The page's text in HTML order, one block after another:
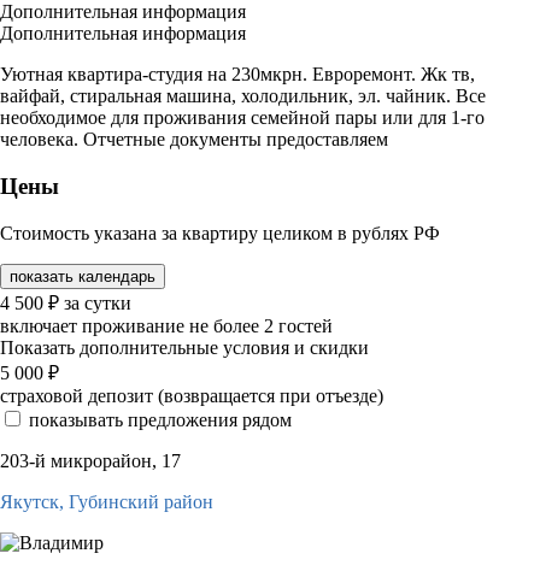
Дополнительная информация
Дополнительная информация
Уютная квартира-студия на 230мкрн. Евроремонт. Жк тв,
вайфай, стиральная машина, холодильник, эл. чайник. Все
необходимое для проживания семейной пары или для 1-го
человека. Отчетные документы предоставляем
Цены
Стоимость указана за квартиру целиком в рублях РФ
показать календарь
4 500 ₽ за сутки
включает проживание не более 2 гостей
Показать дополнительные условия и скидки
5 000 ₽
страховой депозит (возвращается при отъезде)
показывать предложения рядом
203-й микрорайон, 17
Якутск, Губинский район